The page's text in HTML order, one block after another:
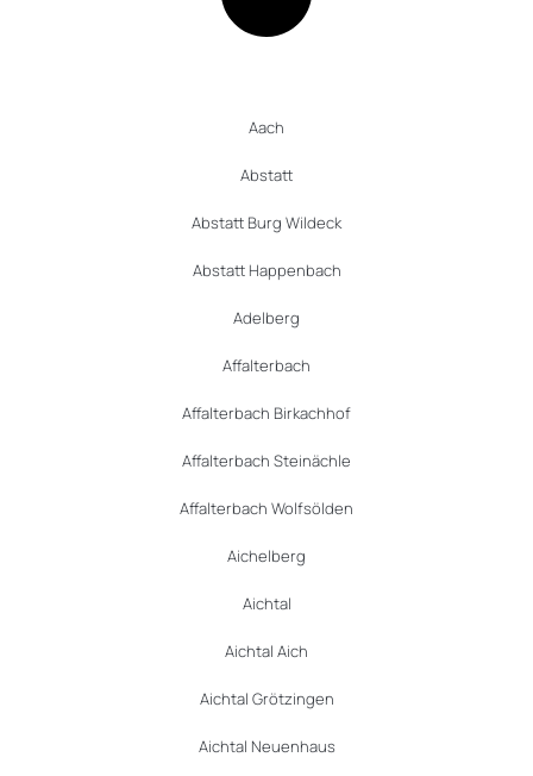
Aach
Abstatt
Abstatt Burg Wildeck
Abstatt Happenbach
Adelberg
Affalterbach
Affalterbach Birkachhof
Affalterbach Steinächle
Affalterbach Wolfsölden
Aichelberg
Aichtal
Aichtal Aich
Aichtal Grötzingen
Aichtal Neuenhaus